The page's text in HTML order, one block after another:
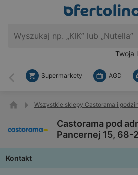
Twoja
Wstecz
Supermarkety AGD
Wszystkie sklepy Castorama i
Castorama pod
Pancernej 15, 68-
Kontakt